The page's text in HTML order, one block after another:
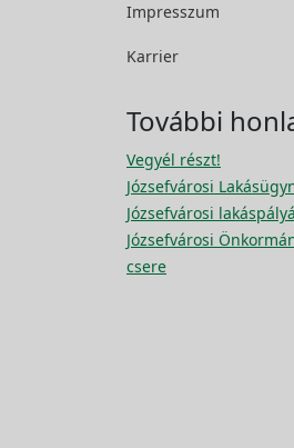
Impresszum
Karrier
További
Vegyél részt!
Józsefvárosi
Józsefvárosi
Józsefvárosi
csere